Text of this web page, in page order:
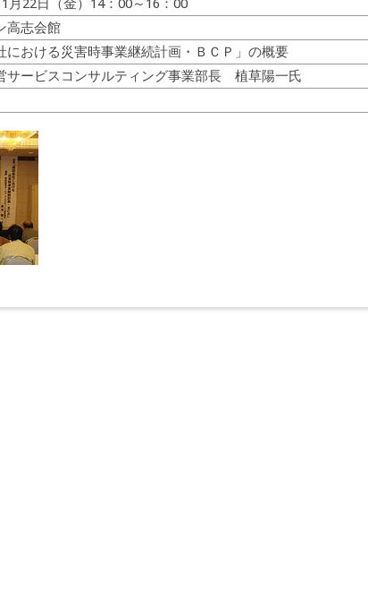
月22日（金）14：00～16：00
高志会館
における災害時事業継続計画・ＢＣＰ」の概要
サービスコンサルティング事業部長 植草陽一氏